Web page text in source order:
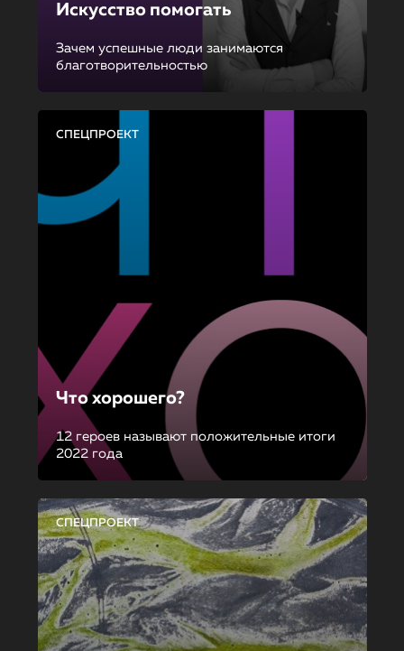
Искусство помогать
Зачем успешные люди занимаются
благотворительностью
СПЕЦПРОЕКТ
Что хорошего?
12 героев называют положительные итоги
2022 года
СПЕЦПРОЕКТ